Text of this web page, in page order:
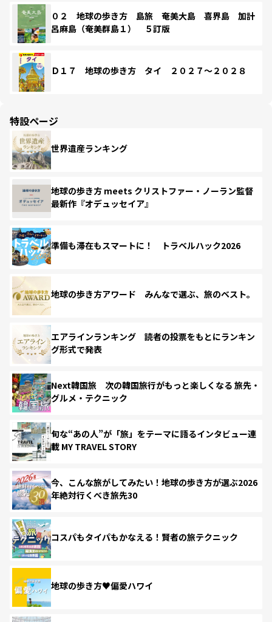
０２ 地球の歩き方 島旅 奄美大島 喜界島 加計
呂麻島（奄美群島１） ５訂版
Ｄ１７ 地球の歩き方 タイ ２０２７～２０２８
特設ページ
世界遺産ランキング
地球の歩き方 meets クリストファー・ノーラン監督
最新作『オデュッセイア』
準備も滞在もスマートに！ トラベルハック2026
地球の歩き方アワード みんなで選ぶ、旅のベスト。
エアラインランキング 読者の投票をもとにランキン
グ形式で発表
Next韓国旅 次の韓国旅行がもっと楽しくなる 旅先・
グルメ・テクニック
旬な“あの人”が「旅」をテーマに語るインタビュー連
載 MY TRAVEL STORY
今、こんな旅がしてみたい！地球の歩き方が選ぶ2026
年絶対行くべき旅先30
コスパもタイパもかなえる！賢者の旅テクニック
地球の歩き方♥偏愛ハワイ